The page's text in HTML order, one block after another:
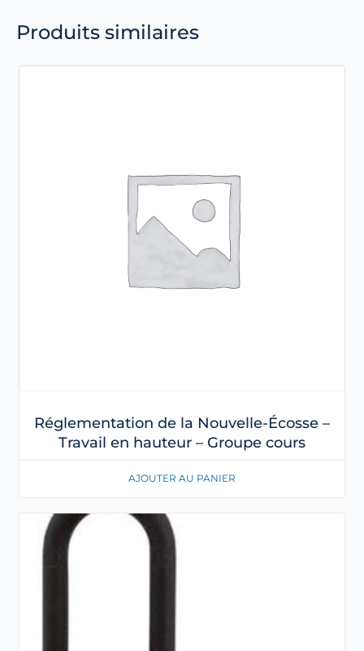
Produits similaires
Réglementation de la Nouvelle-Écosse –
Travail en hauteur – Groupe cours
AJOUTER AU PANIER